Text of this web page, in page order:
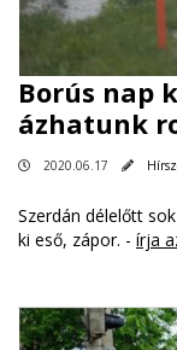
Borús nap
ázhatunk
2020.06.17
Szerdán délelőtt
ki eső, zápor. - írja